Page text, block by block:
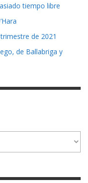
tiempo libre
de 2021
de Ballabriga y